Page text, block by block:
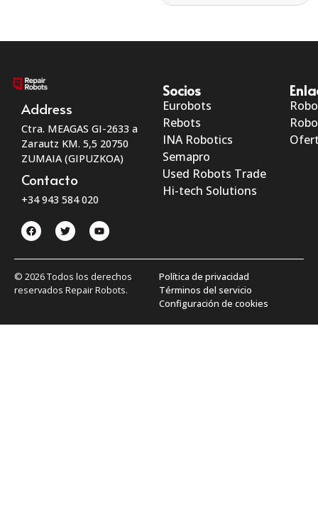
Address
Ctra. MEAGAS GI-2633 a
Zarautz KM. 5,5 20750
ZUMAIA (GIPUZKOA)
Contacto
+34 943 584 020
Socios
Eurobots
Rebots
INA Robotics
Semapro
Used Robots Trade
Hi-tech Solutions
© 2026 Todos los derechos
reservados Repair Robots.
Política de privacidad
Términos del servicio
Configuración de cookies